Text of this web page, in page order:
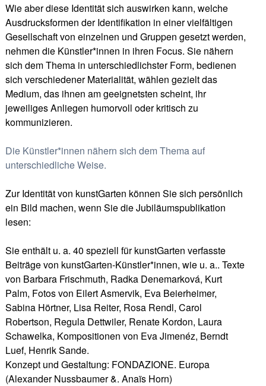
Wie aber diese Identität sich auswirken kann, welche
Ausdrucksformen der Identifikation in einer vielfältigen
Gesellschaft von einzelnen und Gruppen gesetzt werden,
nehmen die Künstler*innen in ihren Focus. Sie nähern
sich dem Thema in unterschiedlichster Form, bedienen
sich verschiedener Materialität, wählen gezielt das
Medium, das ihnen am geeignetsten scheint, ihr
jeweiliges Anliegen humorvoll oder kritisch zu
kommunizieren.
Die Künstler*innen nähern sich dem Thema auf
unterschiedliche Weise.
Zur Identität von kunstGarten können Sie sich persönlich
ein Bild machen, wenn Sie die Jubiläumspublikation
lesen:
Sie enthält u. a. 40 speziell für kunstGarten verfasste
Beiträge von kunstGarten-Künstler*innen, wie u. a.. Texte
von Barbara Frischmuth, Radka Denemarková, Kurt
Palm, Fotos von Eilert Asmervik, Eva Beierheimer,
Sabina Hörtner, Lisa Reiter, Rosa Rendl, Carol
Robertson, Regula Dettwiler, Renate Kordon, Laura
Schawelka, Kompositionen von Eva Jimenéz, Berndt
Luef, Henrik Sande.
Konzept und Gestaltung: FONDAZIONE. Europa
(Alexander Nussbaumer &. Anaïs Horn)